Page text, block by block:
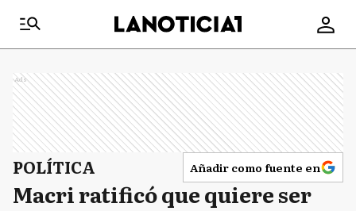
Ads
POLÍTICA Añadir como fuente en
Macri ratificó que quiere ser